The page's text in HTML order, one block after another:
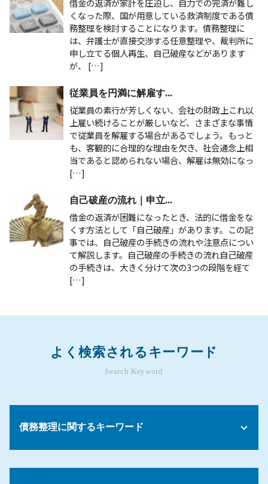
借金の返済が家計を圧迫し、自力での完済が難し
くなった際、国が用意している救済制度である債
務整理を検討することになります。債務整理に
は、弁護士が直接交渉する任意整理や、裁判所に
申し立てる個人再生、自己破産などがあります
が、 […]
従業員を円満に解雇す...
従業員の素行が芳しくない、会社の財政上これ以
上雇い続けることが厳しいなど、さまざまな事情
で従業員を解雇する場合があるでしょう。もっと
も、客観的に合理的な理由を欠き、社会通念上相
当であると認められない場合、解雇は無効になっ
[…]
自己破産の流れ｜申立...
借金の返済が困難になったとき、法的に借金をな
くす方法として「自己破産」があります。この記
事では、自己破産の手続きの流れや注意点につい
て解説します。自己破産の手続きの流れ自己破産
の手続きは、大きく分けて次の3つの段階を経て
[…]
よく検索されるキーワード
Search Keyword
債務整理に関するキーワード
債務整理 成功率